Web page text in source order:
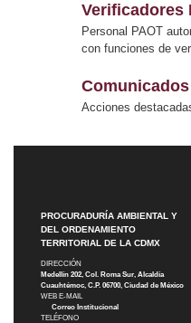
Verificadores
Personal PAOT
con funciones de
Comunicados
Acciones
PROCURADURÍA AMBIENTAL Y
DEL ORDENAMIENTO
TERRITORIAL DE LA CDMX
DIRECCIÓN
Medellín 202, Col. Roma Sur, Alcaldía
Cuauhtémoc, C.P. 06700, Ciudad de México
WEB E-MAIL
Correo Institucional
TELÉFONO